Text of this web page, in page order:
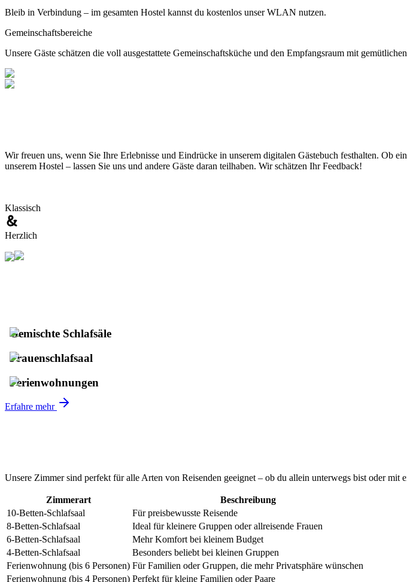
Bleib in Verbindung – im gesamten Hostel kannst du kostenlos unser WLAN nutzen.
Gemeinschaftsbereiche
Unsere Gäste schätzen die voll ausgestattete Gemeinschaftsküche und den Empfangsraum mit
Wir freuen uns, wenn Sie Ihre Erlebnisse und Eindrücke in unserem digitalen Gästebuch festhalten. Ob
unserem Hostel – lassen Sie uns und andere Gäste daran teilhaben. Wir schätzen Ihr Feedback!
Klassisch
Herzlich
Gemischte Schlafsäle
Frauenschlafsaal
Ferienwohnungen
Erfahre mehr
Unsere Zimmer sind perfekt für alle Arten von Reisenden geeignet – ob du allein unterwegs bist oder mit
Zimmerart
Beschreibung
10-Betten-Schlafsaal
Für preisbewusste Reisende
8-Betten-Schlafsaal
Ideal für kleinere Gruppen oder allreisende Frauen
6-Betten-Schlafsaal
Mehr Komfort bei kleinem Budget
4-Betten-Schlafsaal
Besonders beliebt bei kleinen Gruppen
Ferienwohnung (bis 6 Personen) Für Familien oder Gruppen, die mehr Privatsphäre wünschen
Ferienwohnung (bis 4 Personen) Perfekt für kleine Familien oder Paare